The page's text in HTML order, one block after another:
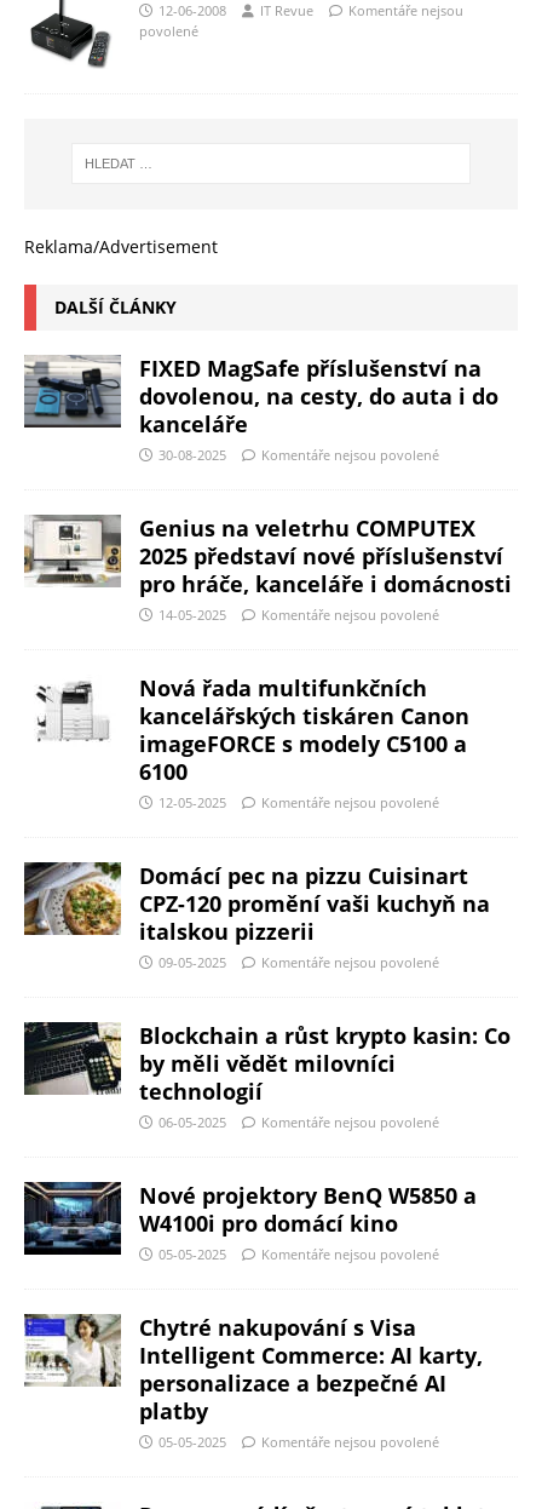
12-06-2008 IT Revue
Komentáře nejsou
povolené
Reklama/Advertisement
DALŠÍ ČLÁNKY
FIXED MagSafe příslušenství na
dovolenou, na cesty, do auta i do
kanceláře
30-08-2025 Komentáře nejsou povolené
Genius na veletrhu COMPUTEX
2025 představí nové příslušenství
pro hráče, kanceláře i domácnosti
14-05-2025 Komentáře nejsou povolené
Nová řada multifunkčních
kancelářských tiskáren Canon
imageFORCE s modely C5100 a
6100
12-05-2025 Komentáře nejsou povolené
Domácí pec na pizzu Cuisinart
CPZ-120 promění vaši kuchyň na
italskou pizzerii
09-05-2025 Komentáře nejsou povolené
Blockchain a růst krypto kasin: Co
by měli vědět milovníci
technologií
06-05-2025 Komentáře nejsou povolené
Nové projektory BenQ W5850 a
W4100i pro domácí kino
05-05-2025 Komentáře nejsou povolené
Chytré nakupování s Visa
Intelligent Commerce: AI karty,
personalizace a bezpečné AI
platby
05-05-2025 Komentáře nejsou povolené